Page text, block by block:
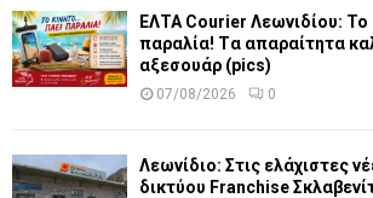
ΕΛΤΑ Courier Λεωνιδίου: Το
παραλία! Tα απαραίτητα
αξεσουάρ (pics)
07/08/2026 0
Λεωνίδιο: Στις ελάχιστες
δικτύου Franchise